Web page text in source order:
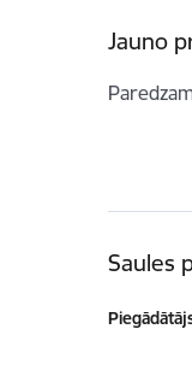
Jauno
Saules